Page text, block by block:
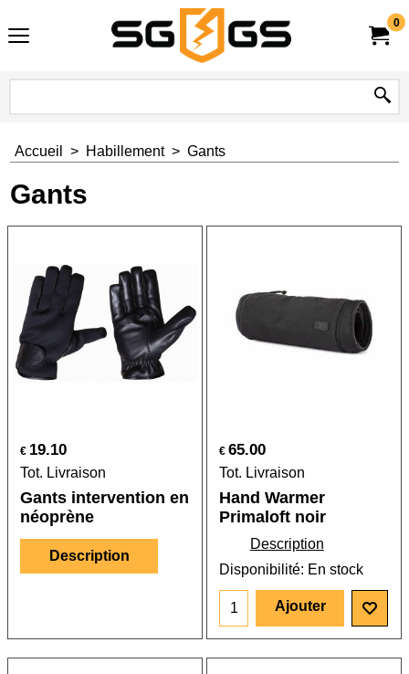
0
Accueil > Habillement> Gants
Gants
€ 19.10
Tot. Livraison
Gants intervention en
néoprène
Description
€ 65.00
Tot. Livraison
Hand Warmer
Primaloft noir
Description
Disponibilité: En stock
Ajouter